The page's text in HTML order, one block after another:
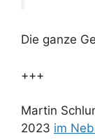
Die ganze
+++
Martin
2023 im